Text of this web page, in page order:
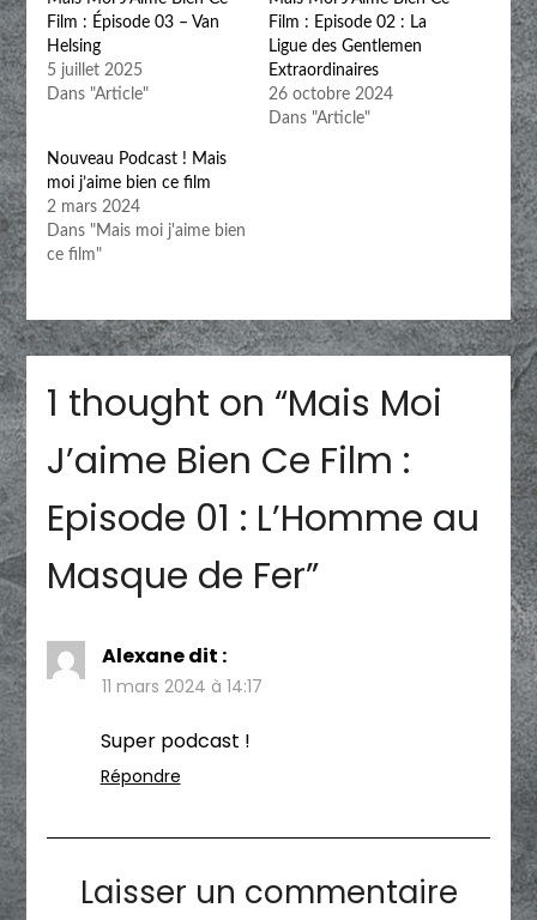
Film : Épisode 03 – Van
Helsing
5 juillet 2025
Dans "Article"
Film : Episode 02 : La
Ligue des Gentlemen
Extraordinaires
26 octobre 2024
Dans "Article"
Nouveau Podcast ! Mais
moi j’aime bien ce film
2 mars 2024
Dans "Mais moi j'aime bien
ce film"
1 thought on “Mais Moi
J’aime Bien Ce Film :
Episode 01 : L’Homme au
Masque de Fer”
Alexanedit :
11 mars 2024 à 14:17
Super podcast !
Répondre
Laisser un commentaire